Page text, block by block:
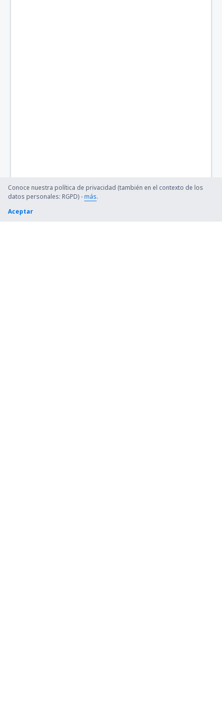
Conoce nuestra política de privacidad (también en el contexto de los
datos personales: RGPD) -más.
Aceptar